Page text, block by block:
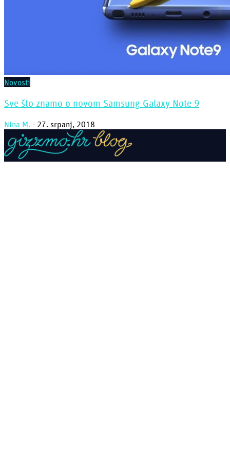
Novosti
Sve što znamo o novom Samsung Galaxy Note 9
Nina M. - 27. srpanj, 2018